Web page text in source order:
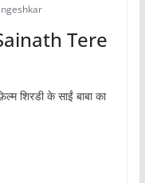
Sainath Tere
शिरडी के साईं बाबा का